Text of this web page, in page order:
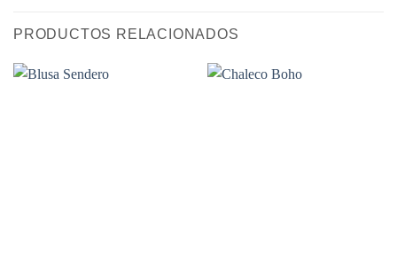
PRODUCTOS RELACIONADOS